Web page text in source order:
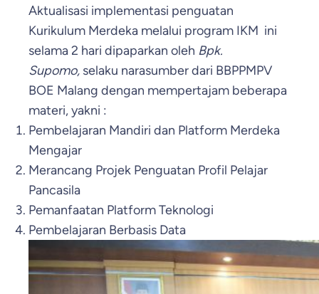
Aktualisasi implementasi penguatan
Kurikulum Merdeka melalui program IKM ini
selama 2 hari dipaparkan oleh Bpk.
Supomo, selaku narasumber dari BBPPMPV
BOE Malang dengan mempertajam beberapa
materi, yakni :
Pembelajaran Mandiri dan Platform Merdeka
Mengajar
Merancang Projek Penguatan Profil Pelajar
Pancasila
Pemanfaatan Platform Teknologi
Pembelajaran Berbasis Data